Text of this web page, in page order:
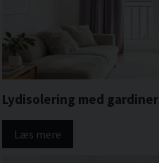
Lydisolering med gardiner
Læs mere